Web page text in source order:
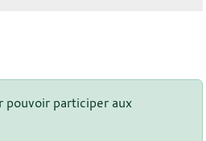
pouvoir participer aux